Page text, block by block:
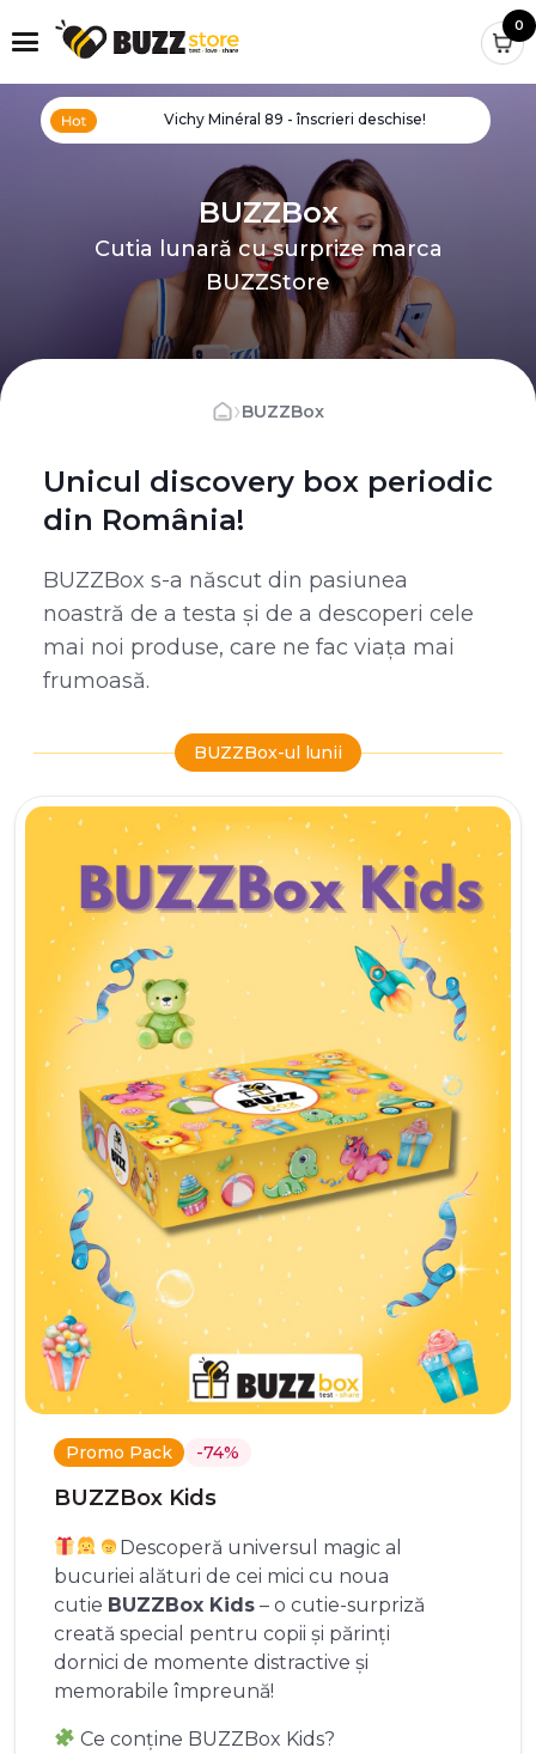
0
Vichy Minéral 89 - înscrieri deschise!
BUZZBox
Cutia lunară cu surprize marca
BUZZStore
›BUZZBox
Unicul discovery box periodic
din România!
BUZZBox s-a născut din pasiunea
noastră de a testa și de a descoperi cele
mai noi produse, care ne fac viața mai
frumoasă.
BUZZBox-ul lunii
Promo Pack -74%
BUZZBox Kids
Descoperă universul magic al
bucuriei alături de cei mici cu noua
cutie BUZZBox Kids – o cutie-surpriză
creată special pentru copii și părinți
dornici de momente distractive și
memorabile împreună!
Ce conține BUZZBox Kids?